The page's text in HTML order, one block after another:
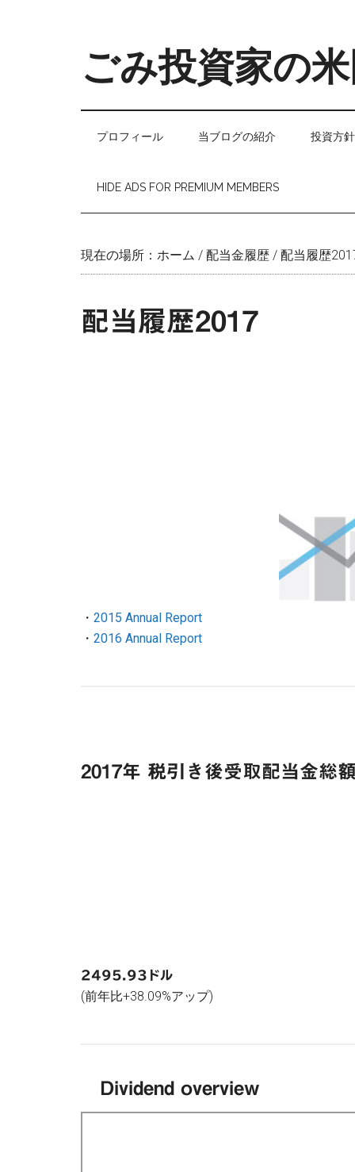
ごみ投資家の
プロフィール 当ブログの紹介 投資方針
HIDE ADS FOR PREMIUM MEMBERS
現在の場所： ホーム / 配当金履歴 / 配当履歴
配当履歴2017
・ 2015 Annual Report
・ 2016 Annual Report
2017年 税引き後受取配当金総
2495.93ドル
(前年比+38.09%アップ)
Dividend overview